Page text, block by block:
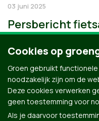
03 juni 2025
Persbericht
Cookies op
Groen gebruikt
noodzakelijk zijn om de
Deze cookies verwerken
geen toestemming voor
Als je daarvoor